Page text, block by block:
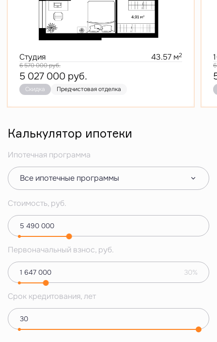
Студия 43.57 м2
6 570 000руб.
5 027 000 руб.
Скидка Предчистовая отделка
Калькулятор ипотеки
Ипотечная программа
Все ипотечные программы
Стоимость, руб.
Первоначальный взнос, руб.
30%
Срок кредитования, лет